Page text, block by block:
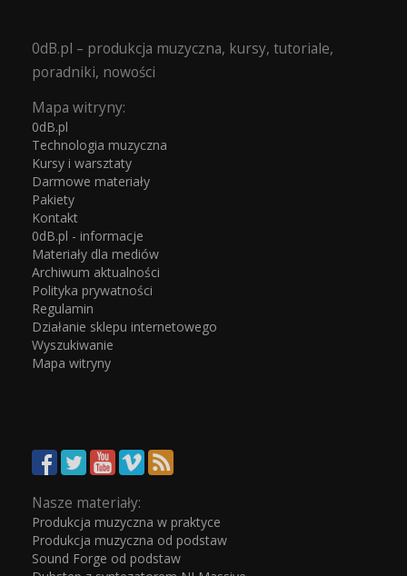
0dB.pl – produkcja muzyczna, kursy, tutoriale,
poradniki, nowości
Mapa witryny:
0dB.pl
Technologia muzyczna
Kursy i warsztaty
Darmowe materiały
Pakiety
Kontakt
0dB.pl - informacje
Materiały dla mediów
Archiwum aktualności
Polityka prywatności
Regulamin
Działanie sklepu internetowego
Wyszukiwanie
Mapa witryny
Nasze materiały:
Produkcja muzyczna w praktyce
Produkcja muzyczna od podstaw
Sound Forge od podstaw